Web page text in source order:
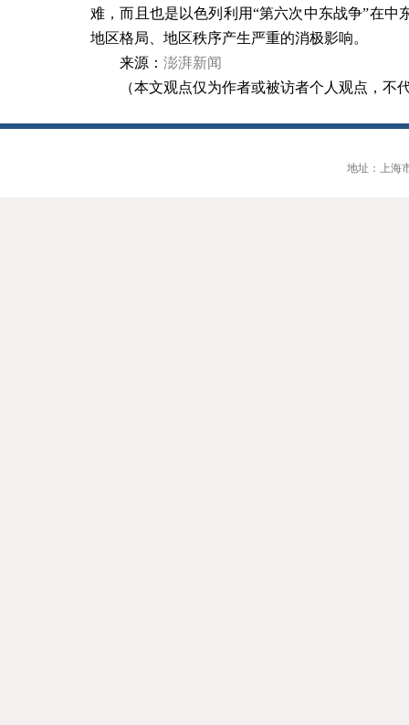
难，而且也是以色列利用“第六次中东战争”在
地区格局、地区秩序产生严重的消极影响。
来源： 澎湃新闻
（本文观点仅为作者或被访者个人观点，不
地址：上海